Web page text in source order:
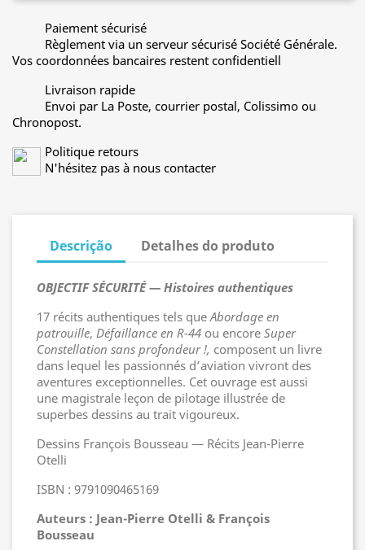
Paiement sécurisé
Règlement via un serveur sécurisé Société Générale.
Vos coordonnées bancaires restent confidentiell
Livraison rapide
Envoi par La Poste, courrier postal, Colissimo ou
Chronopost.
Politique retours
N'hésitez pas à nous contacter
Descrição Detalhes do produto
OBJECTIF SÉCURITÉ — Histoires authentiques
17 récits authentiques tels queAbordage en
patrouille, Défaillance en R-44 ou encore Super
Constellation sans profondeur !, composent un livre
dans lequel les passionnés d’aviation vivront des
aventures exceptionnelles. Cet ouvrage est aussi
une magistrale leçon de pilotage illustrée de
superbes dessins au trait vigoureux.
Dessins François Bousseau — Récits Jean-Pierre
Otelli
ISBN : 9791090465169
Auteurs : Jean-Pierre Otelli & François
Bousseau